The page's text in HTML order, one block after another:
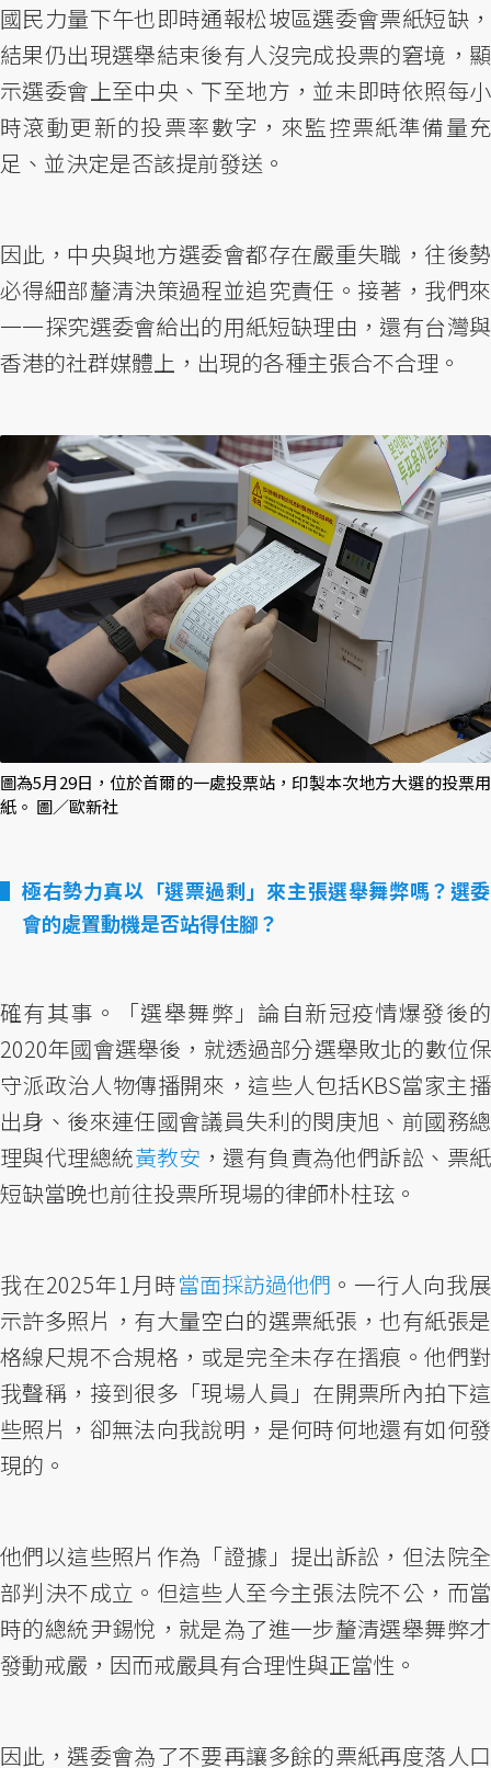
國民力量下午也即時通報松坡區選委會票紙短缺，
結果仍出現選舉結束後有人沒完成投票的窘境，顯
示選委會上至中央、下至地方，並未即時依照每小
時滾動更新的投票率數字，來監控票紙準備量充
足、並決定是否該提前發送。
因此，中央與地方選委會都存在嚴重失職，往後勢
必得細部釐清決策過程並追究責任。接著，我們來
一一探究選委會給出的用紙短缺理由，還有台灣與
香港的社群媒體上，出現的各種主張合不合理。
圖為5月29日，位於首爾的一處投票站，印製本次地方大選的投票用
紙。 圖／歐新社
極右勢力真以「選票過剩」來主張選舉舞弊嗎？選委
會的處置動機是否站得住腳？
確有其事。「選舉舞弊」論自新冠疫情爆發後的
2020年國會選舉後，就透過部分選舉敗北的數位保
守派政治人物傳播開來，這些人包括KBS當家主播
出身、後來連任國會議員失利的閔庚旭、前國務總
理與代理總統黃教安 ，還有負責為他們訴訟、票紙
短缺當晚也前往投票所現場的律師朴柱玹。
我在2025年1月時當面採訪過他們 。一行人向我展
示許多照片，有大量空白的選票紙張，也有紙張是
格線尺規不合規格，或是完全未存在摺痕。他們對
我聲稱，接到很多「現場人員」在開票所內拍下這
些照片，卻無法向我說明，是何時何地還有如何發
現的。
他們以這些照片作為「證據」提出訴訟，但法院全
部判決不成立。但這些人至今主張法院不公，而當
時的總統尹錫悅，就是為了進一步釐清選舉舞弊才
發動戒嚴，因而戒嚴具有合理性與正當性。
因此，選委會為了不要再讓多餘的票紙再度落人口